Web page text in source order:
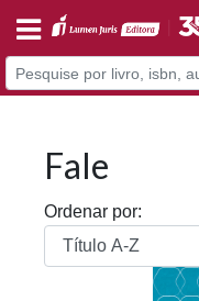
Fale
Ordenar por: